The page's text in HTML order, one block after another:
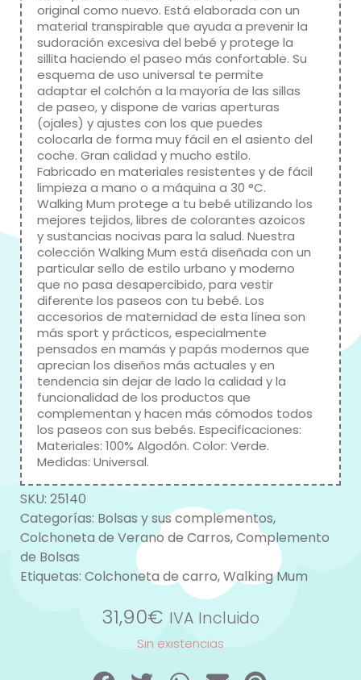
original como nuevo. Está elaborada con un
material transpirable que ayuda a prevenir la
sudoración excesiva del bebé y protege la
sillita haciendo el paseo más confortable. Su
esquema de uso universal te permite
adaptar el colchón a la mayoría de las sillas
de paseo, y dispone de varias aperturas
(ojales) y ajustes con los que puedes
colocarla de forma muy fácil en el asiento del
coche. Gran calidad y mucho estilo.
Fabricado en materiales resistentes y de fácil
limpieza a mano o a máquina a 30 °C.
Walking Mum protege a tu bebé utilizando los
mejores tejidos, libres de colorantes azoicos
y sustancias nocivas para la salud. Nuestra
colección Walking Mum está diseñada con un
particular sello de estilo urbano y moderno
que no pasa desapercibido, para vestir
diferente los paseos con tu bebé. Los
accesorios de maternidad de esta línea son
más sport y prácticos, especialmente
pensados en mamás y papás modernos que
aprecian los diseños más actuales y en
tendencia sin dejar de lado la calidad y la
funcionalidad de los productos que
complementan y hacen más cómodos todos
los paseos con sus bebés. Especificaciones:
Materiales: 100% Algodón. Color: Verde.
Medidas: Universal.
SKU: 25140
Categorías: Bolsas y sus complementos,
Colchoneta de Verano de Carros,Complemento
de Bolsas
Etiquetas: Colchoneta de carro,Walking Mum
31,90€ IVA Incluido
Sin existencias